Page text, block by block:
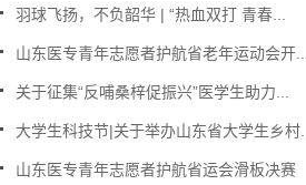
羽球飞扬，不负韶华 | “热血双打 青春...
山东医专青年志愿者护航省老年运动会开...
关于征集“反哺桑梓促振兴”医学生助力...
大学生科技节|关于举办山东省大学生乡村...
山东医专青年志愿者护航省运会滑板决赛